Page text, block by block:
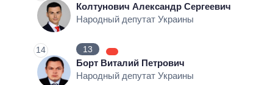
Колтунович Александр Сергеевич
Народный депутат Украины
14 13
Борт Виталий Петрович
Народный депутат Украины